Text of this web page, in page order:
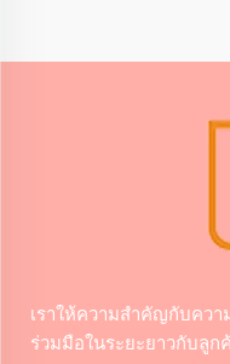
เราให้ความสําคัญกับคว
ร่วมมือในระยะยาวกับลูก